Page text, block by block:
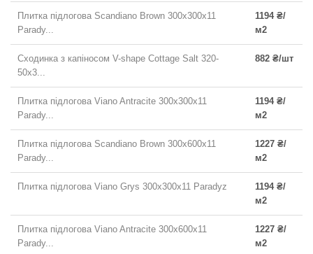
Плитка підлогова Scandiano Brown 300x300x11
Parady...
1194 ₴/
м2
Сходинка з капіносом V-shape Cottage Salt 320-
50x3...
882 ₴/шт
Плитка підлогова Viano Antracite 300x300x11
Parady...
1194 ₴/
м2
Плитка підлогова Scandiano Brown 300x600x11
Parady...
1227 ₴/
м2
Плитка підлогова Viano Grys 300x300x11 Paradyz
1194 ₴/
м2
Плитка підлогова Viano Antracite 300x600x11
Parady...
1227 ₴/
м2